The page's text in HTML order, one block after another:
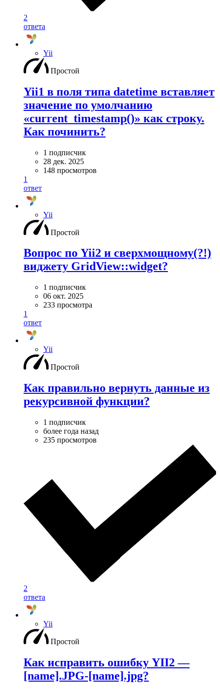
2
ответа
Yii
Простой
Yii1 в поля типа datetime вставляет
значение по умолчанию
«current_timestamp()» как строку.
Как починить?
1 подписчик
28 дек. 2025
148 просмотров
1
ответ
Yii
Простой
Вопрос по Yii2 и сверхмощному(?!)
виджету GridView::widget?
1 подписчик
06 окт. 2025
233 просмотра
1
ответ
Yii
Простой
Как правильно вернуть данные из
рекурсивной функции?
1 подписчик
более года назад
235 просмотров
2
ответа
Yii
Простой
Как исправить ошибку YII2 —
[name].JPG-[name].jpg?